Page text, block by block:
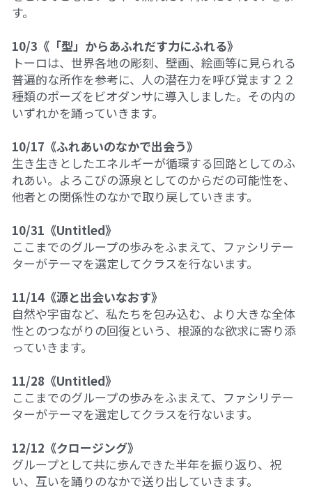
す。
10/3《「型」からあふれだす力にふれる》
トーロは、世界各地の彫刻、壁画、絵画等に見られる
普遍的な所作を参考に、人の潜在力を呼び覚ます２２
種類のポーズをビオダンサに導入しました。その内の
いずれかを踊っていきます。
10/17《ふれあいのなかで出会う》
生き生きとしたエネルギーが循環する回路としてのふ
れあい。よろこびの源泉としてのからだの可能性を、
他者との関係性のなかで取り戻していきます。
10/31《Untitled》
ここまでのグループの歩みをふまえて、ファシリテー
ターがテーマを選定してクラスを行ないます。
11/14《源と出会いなおす》
自然や宇宙など、私たちを包み込む、より大きな全体
性とのつながりの回復という、根源的な欲求に寄り添
っていきます。
11/28《Untitled》
ここまでのグループの歩みをふまえて、ファシリテー
ターがテーマを選定してクラスを行ないます。
12/12《クロージング》
グループとして共に歩んできた半年を振り返り、祝
い、互いを踊りのなかで送り出していきます。